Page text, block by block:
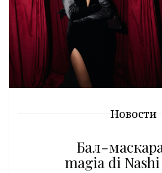
Новости
Бал-
magia di